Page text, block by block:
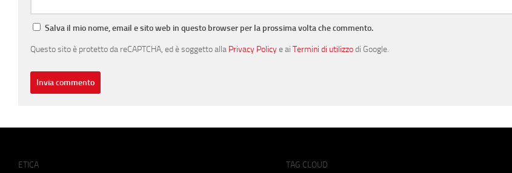
Salva il mio nome, email e sito web in questo browser per la prossima volta che commento.
Questo sito è protetto da reCAPTCHA, ed è soggetto alla Privacy Policye ai Termini di utilizzodi Google.
ETICA
TAG CLOUD